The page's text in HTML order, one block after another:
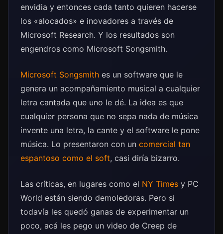
envidia y entonces cada tanto quieren hacerse
los «alocados» e inovadores a través de
Microsoft Research. Y los resultados son
engendros como Microsoft Songsmith.
Microsoft Songsmith es un software que le
genera un acompañamiento musical a cualquier
letra cantada que uno le dé. La idea es que
cualquier persona que no sepa nada de música
invente una letra, la cante y el software le pone
música. Lo presentaron con un comercial tan
espantoso como el soft, casi diría bizarro.
Las críticas, en lugares como el NY Times y PC
World están siendo demoledoras. Pero si
todavía les quedó ganas de experimentar un
poco, acá les pego un video de Creep de